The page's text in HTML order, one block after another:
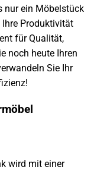
nur ein Möbelstück
Ihre Produktivität
für Qualität,
noch heute Ihren
Sie Ihr
wird mit einer